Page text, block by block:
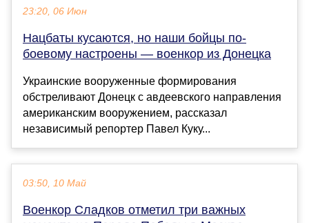
23:20, 06 Июн
Нацбаты кусаются, но наши бойцы по-
боевому настроены — военкор из Донецка
Украинские вооруженные формирования
обстреливают Донецк с авдеевского направления
американским вооружением, рассказал
независимый репортер Павел Куку...
03:50, 10 Май
Военкор Сладков отметил три важных